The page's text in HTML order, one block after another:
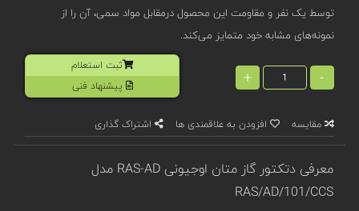
توسط یک نفر و مقاومت این محصول درمقابل مواد سمی، آن را از
نمونه‌های مشابه خود متمایز می‌کند.
-
+
ثبت استعلام
پیشنهاد فنی
مقایسه افزودن به علاقمندی ها اشتراک گذاری
معرفی دتکتور گاز متان اوجیونی RAS-AD مدل
RAS/AD/101/CCS